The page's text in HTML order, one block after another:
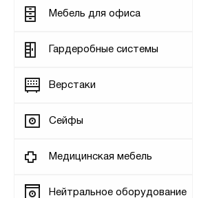
Мебель для офиса
Гардеробные системы
Верстаки
Сейфы
Медицинская мебель
Нейтральное оборудование